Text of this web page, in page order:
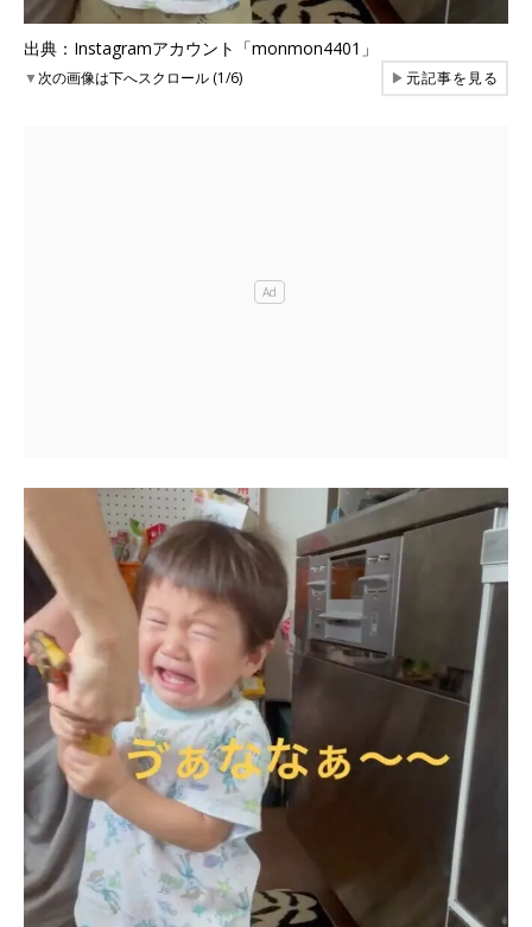
出典：Instagramアカウント「monmon4401」
▼次の画像は下へスクロール (1/6) ▶元記事を見る